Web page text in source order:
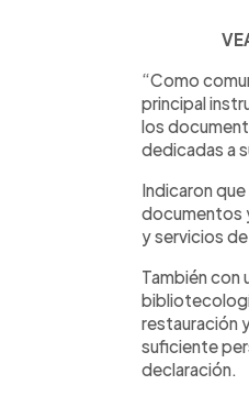
“Como
principal
los
dedicadas a
Indicaron
documentos
y servicios
También con
restauración
suficiente
declaración.